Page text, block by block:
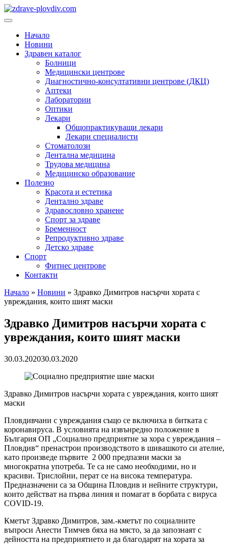
Преминете
към
Основно
Начало
Новини
Здравен каталог
Болници
Медицински центрове
Диагностично-консултативни центрове (ДКЦ)
Аптеки
Лаборатории
Оптики
Лекари
Общопрактикуващи лекари
Лекари специалисти
Стоматолози
Дентална медицина
Трудова медицина
Медицинско образование
Полезно
Красота и естетика
Дентално здраве
Здравословно хранене
Спорт за здраве
Бременност
Репродуктивно здраве
Детско здраве
Спорт
Фитнес центрове
Контакти
Начало » Новини » Здравко Димитров насърчи хората с
увреждания, които шият маски
Здравко Димитров насърчи хората с
увреждания, които шият маски
30.03.202030.03.2020
Здравко Димитров насърчи хората с увреждания, които шият
маски
Пловдивчани с увреждания също се включиха в битката с
коронавируса. В условията на извънредно положение в
България ОП „Социално предприятие за хора с увреждания –
Пловдив“ пренастрои производството в шивашкото си ателие,
като произведе първите 2 000 предпазни маски за
многократна употреба. Те са не само необходими, но и
красиви. Трислойни, перат се на висока температура.
Предназначени са за Община Пловдив и нейните структури,
които действат на първа линия и помагат в борбата с вируса
COVID-19.
Кметът Здравко Димитров, зам.-кметът по социалните
въпроси Анести Тимчев бяха на място, за да запознаят с
дейността на предприятието и да благодарят на хората за